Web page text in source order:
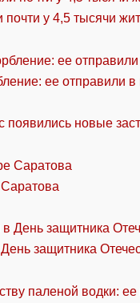
у 4,5 тысячи
ее отправили в
появились новые
защитника